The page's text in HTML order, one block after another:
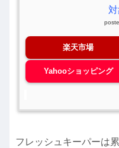
対
楽天市場
Yahooショッピング
フレッシュキーパーは